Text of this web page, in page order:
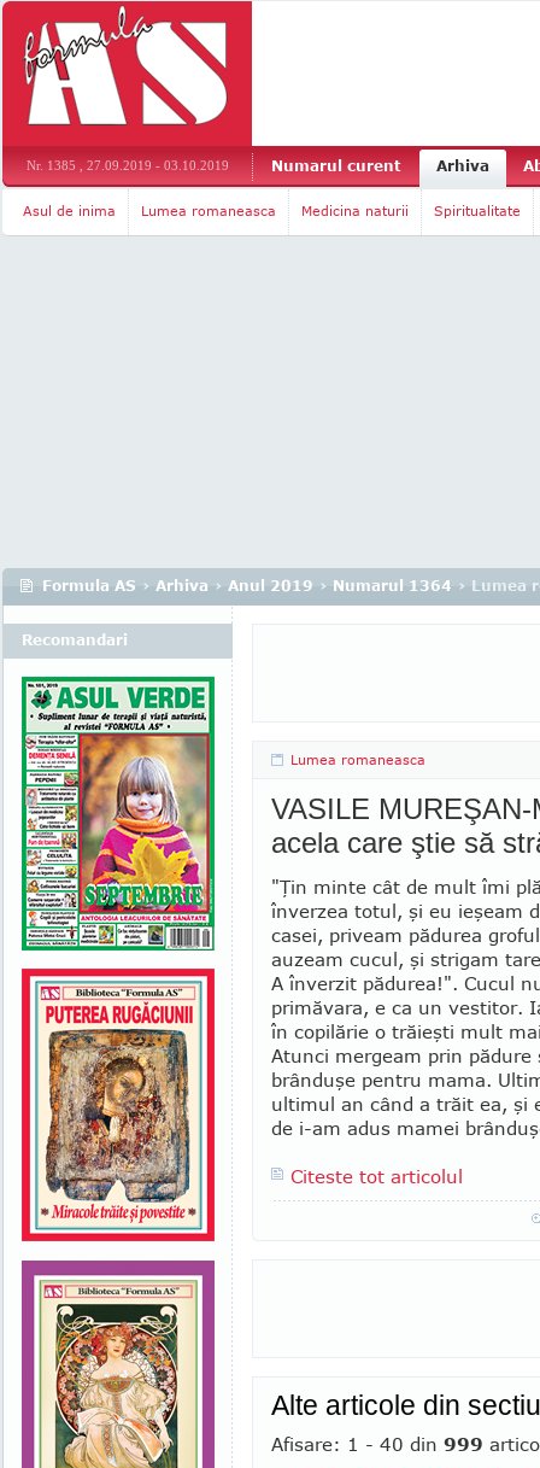
Nr. 1385 , 27.09.2019 - 03.10.2019 Numarul curent Arhiva
Asul de inima Lumea romaneasca Medicina naturii Spiritualitate
Formula AS › Arhiva › Anul 2019 › Numarul 1364 › Lumea
Lumea romaneasca
VASILE
acela care ştie să
"Ţin minte cât de mult îmi
înverzea totul, şi eu ieşeam
casei, priveam pădurea
auzeam cucul, şi strigam
A înverzit pădurea!". Cucul
primăvara, e ca un vestitor.
în copilărie o trăieşti mult
Atunci mer­geam prin pădure
brân­duşe pentru mama.
ultimul an când a trăit ea, şi
de i-am adus mamei
Citeste tot articolul
Alte articole din
Afisare: 1 - 40 din 999
Recomandari